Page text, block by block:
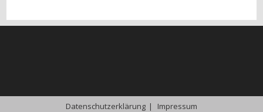
Datenschutzerklärung Impressum